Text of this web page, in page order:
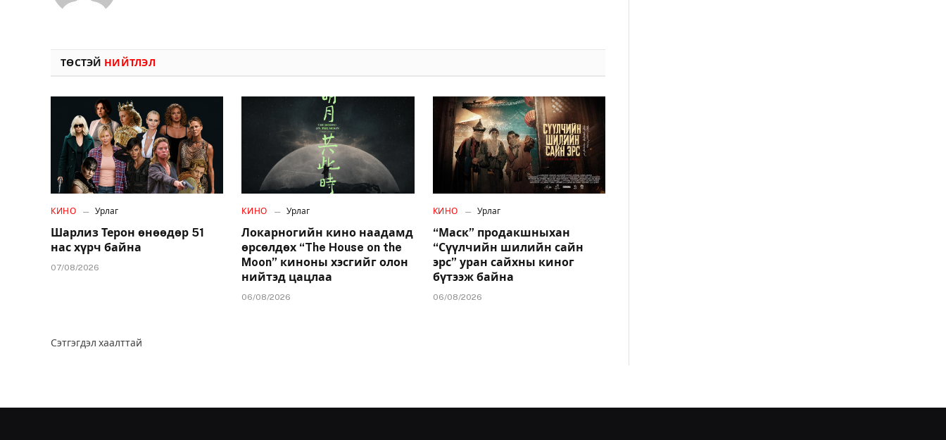
ТӨСТЭЙ НИЙТЛЭЛ
КИНО Урлаг
Шарлиз Терон өнөөдөр 51
нас хүрч байна
07/08/2026
КИНО Урлаг
Локарногийн кино наадамд
өрсөлдөх “The House on the
Moon” киноны хэсгийг олон
нийтэд цацлаа
06/08/2026
КИНО Урлаг
“Маск” продакшныхан
“Сүүлчийн шилийн сайн
эрс” уран сайхны киног
бүтээж байна
06/08/2026
Сэтгэгдэл хаалттай